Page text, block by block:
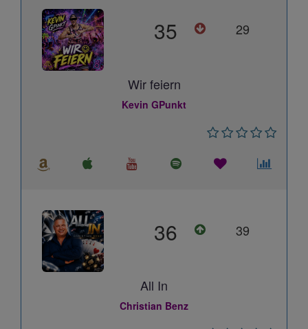
35 29
Wir feiern
Kevin GPunkt
36 39
All In
Christian Benz